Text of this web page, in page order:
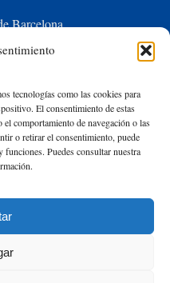
tecnologías como las cookies para
El consentimiento de estas
comportamiento de navegación o las
o retirar el consentimiento, puede
funciones. Puedes consultar nuestra
Barcelona
BarcelonaTech
nosotros
| Todos los derechos reservados